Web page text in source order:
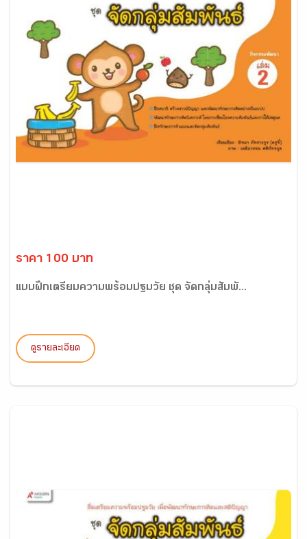
ราคา 100 บาท
แบบฝึกเตรียมความพร้อมปฐมวัย ชุด จัดกลุ่มสัมพั...
ดูรายละเอียด